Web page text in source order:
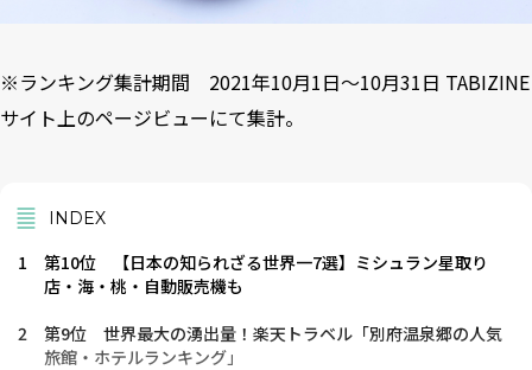
※ランキング集計期間 2021年10月1日〜10月31日 TABIZINE
サイト上のページビューにて集計。
INDEX
1
第10位 【⽇本の知られざる世界⼀7選】ミシュラン星取り
店・海・桃・⾃動販売機も
2
第9位 世界最⼤の湧出量！楽天トラベル「別府温泉郷の⼈気
旅館・ホテルランキング」